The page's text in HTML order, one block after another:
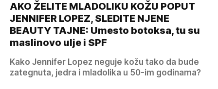
AKO ŽELITE MLADOLIKU KOŽU POPUT
JENNIFER LOPEZ, SLEDITE NJENE
BEAUTY TAJNE: Umesto botoksa, tu su
maslinovo ulje i SPF
Kako Jennifer Lopez neguje kožu tako da bude
zategnuta, jedra i mladolika u 50-im godinama?